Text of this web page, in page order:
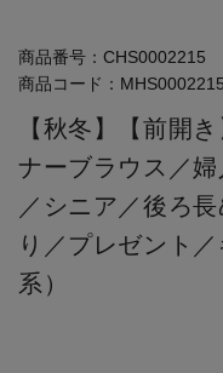
商品番号： CHS0002215
商品コード： MHS0002215
【秋冬】【前開
ナーブラウス／
／シニア／後ろ
り／プレゼント
系）